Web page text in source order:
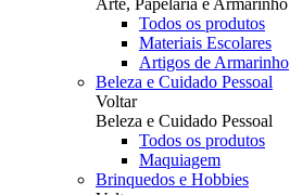
Arte, Papelaria e Armarinho
Todos os produtos
Materiais Escolares
Artigos de Armarinho
Beleza e Cuidado Pessoal
Voltar
Beleza e Cuidado Pessoal
Todos os produtos
Maquiagem
Brinquedos e Hobbies